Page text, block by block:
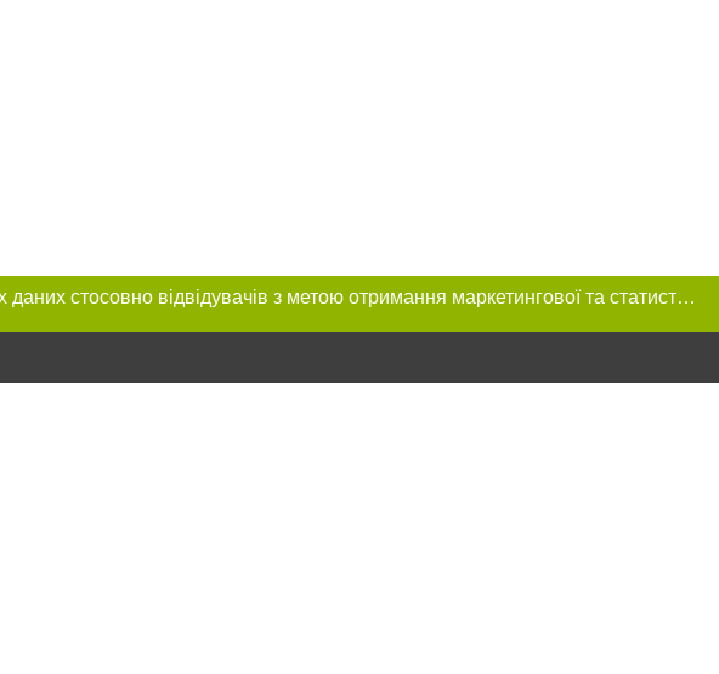
Цей сайт використовує «cookies». Також веб-сайт використовує інтернет-сервіс для збору технічних даних стосовно відвідувачів з метою отримання маркетингової та статистичної інформації. Умови обробки даних відвідувачів сайту див.